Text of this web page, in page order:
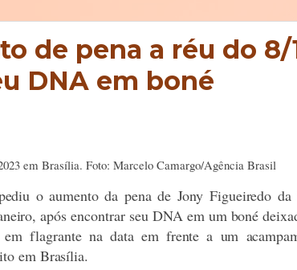
de pena a réu do 8/
DNA em boné
em Brasília. Foto: Marcelo Camargo/Agência Brasil
o aumento da pena de Jony Figueiredo da
após encontrar seu DNA em um boné
flagrante na data em frente a um
em Brasília.